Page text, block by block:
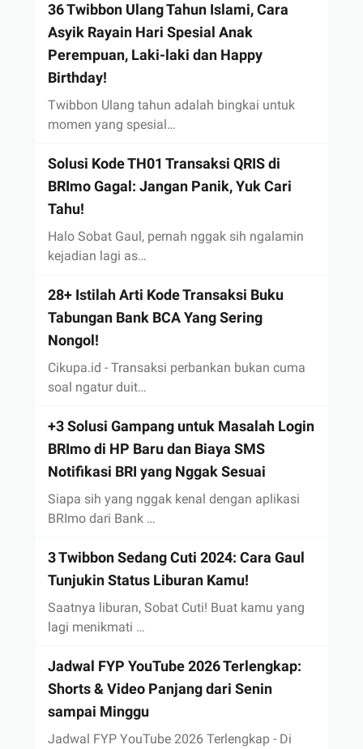
36 Twibbon Ulang Tahun Islami, Cara
Asyik Rayain Hari Spesial Anak
Perempuan, Laki-laki dan Happy
Birthday!
Twibbon Ulang tahun adalah bingkai untuk
momen yang spesial…
Solusi Kode TH01 Transaksi QRIS di
BRImo Gagal: Jangan Panik, Yuk Cari
Tahu!
Halo Sobat Gaul, pernah nggak sih ngalamin
kejadian lagi as…
28+ Istilah Arti Kode Transaksi Buku
Tabungan Bank BCA Yang Sering
Nongol!
Cikupa.id - Transaksi perbankan bukan cuma
soal ngatur duit…
+3 Solusi Gampang untuk Masalah Login
BRImo di HP Baru dan Biaya SMS
Notifikasi BRI yang Nggak Sesuai
Siapa sih yang nggak kenal dengan aplikasi
BRImo dari Bank …
3 Twibbon Sedang Cuti 2024: Cara Gaul
Tunjukin Status Liburan Kamu!
Saatnya liburan, Sobat Cuti! Buat kamu yang
lagi menikmati …
Jadwal FYP YouTube 2026 Terlengkap:
Shorts & Video Panjang dari Senin
sampai Minggu
Jadwal FYP YouTube 2026 Terlengkap - Di